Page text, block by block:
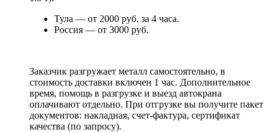
Тула — от 2000 руб. за 4 часа.
Россия — от 3000 руб.
Заказчик разгружает металл самостоятельно, в
стоимость доставки включен 1 час. Дополнительное
время, помощь в разгрузке и выезд автокрана
оплачивают отдельно. При отгрузке вы получите пакет
документов: накладная, счет-фактура, сертификат
качества (по запросу).